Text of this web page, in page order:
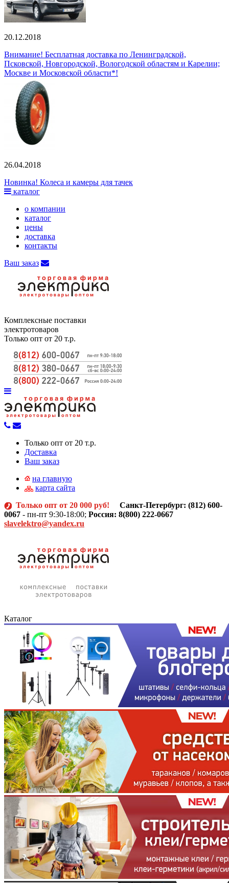
20.12.2018
Внимание! Бесплатная доставка по Ленинградской,
Псковской, Новгородской, Вологодской областям и Карелии;
Москве и Московской области*!
26.04.2018
Новинка! Колеса и камеры для тачек
каталог
о компании
каталог
цены
доставка
контакты
Ваш заказ
Комплексные поставки
электротоваров
Только опт от 20 т.р.
Только опт от 20 т.р.
Доставка
Ваш заказ
на главную
карта сайта
Только опт от 20 000 руб! Санкт-Петербург: (812) 600-
0067 - пн-пт 9:30-18:00; Россия: 8(800) 222-0667
slavelektro@yandex.ru
Каталог